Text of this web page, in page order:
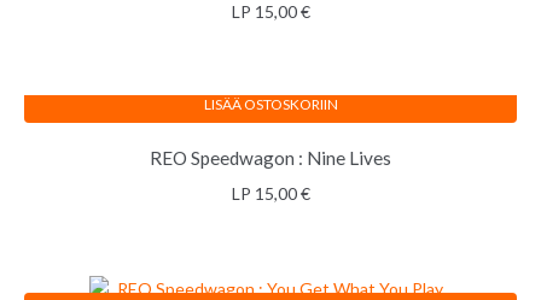
LP 15,00€
REO Speedwagon : Nine Lives
LP 15,00€
LISÄÄ OSTOSKORIIN